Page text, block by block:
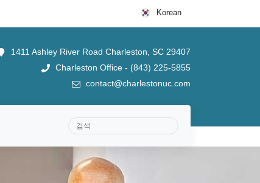
Korean
1411 Ashley River Road Charleston, SC 29407
Charleston Office - (843) 225-5855
contact@charlestonuc.com